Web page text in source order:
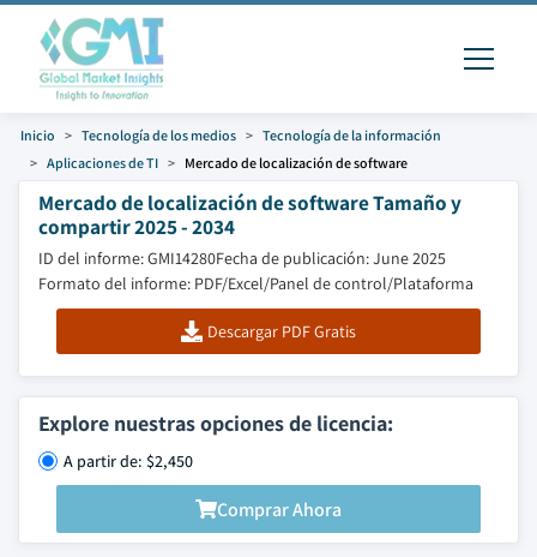
Inicio Tecnología de los medios
Tecnología de la información
Aplicaciones de TI
Mercado de localización de software
Mercado de localización de software Tamaño y
compartir 2025 - 2034
ID del informe: GMI14280Fecha de publicación: June 2025
Formato del informe: PDF/Excel/Panel de control/Plataforma
Descargar PDF Gratis
Explore nuestras opciones de licencia:
A partir de: $2,450
Comprar Ahora